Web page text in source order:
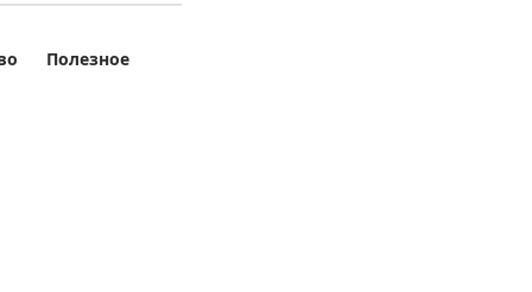
Измерительные инструменты
Полезное